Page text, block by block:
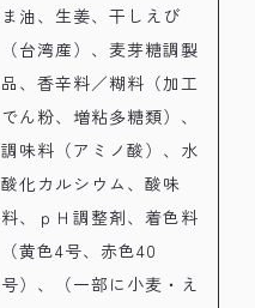
ま油、生姜、干しえび
（台湾産）、麦芽糖調製
品、香辛料／糊料（加工
でん粉、増粘多糖類）、
調味料（アミノ酸）、水
酸化カルシウム、酸味
料、ｐＨ調整剤、着色料
（黄色4号、赤色40
号）、（一部に小麦・え